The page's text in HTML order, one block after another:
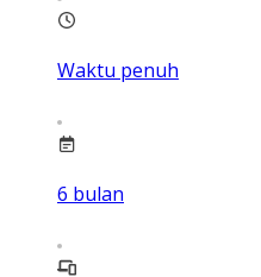
Waktu penuh
6 bulan